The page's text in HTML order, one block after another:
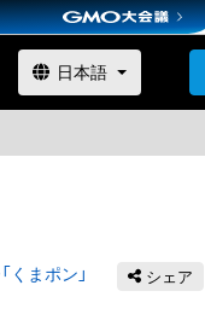
まポン」 シェア